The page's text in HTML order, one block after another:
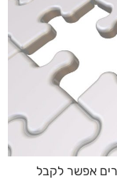
אפשר לקבל